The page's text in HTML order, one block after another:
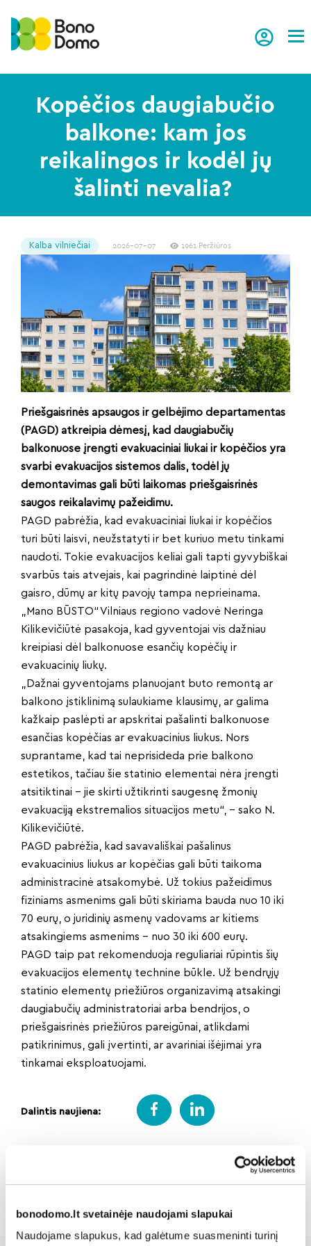
bonodomo.lt svetainėje naudojami slapukai
Naudojame slapukus, kad galėtume suasmeninti turinį
Kopėčios daugiabučio
balkone: kam jos
reikalingos ir kodėl jų
šalinti nevalia?
Kalba vilniečiai 2026-07-07 1961 Peržiūros
Priešgaisrinės apsaugos ir gelbėjimo departamentas
(PAGD) atkreipia dėmesį, kad daugiabučių
balkonuose įrengti evakuaciniai liukai ir kopėčios yra
svarbi evakuacijos sistemos dalis, todėl jų
demontavimas gali būti laikomas priešgaisrinės
saugos reikalavimų pažeidimu.
PAGD pabrėžia, kad evakuaciniai liukai ir kopėčios
turi būti laisvi, neužstatyti ir bet kuriuo metu tinkami
naudoti. Tokie evakuacijos keliai gali tapti gyvybiškai
svarbūs tais atvejais, kai pagrindinė laiptinė dėl
gaisro, dūmų ar kitų pavojų tampa neprieinama.
„Mano BŪSTO“ Vilniaus regiono vadovė Neringa
Kilikevičiūtė pasakoja, kad gyventojai vis dažniau
kreipiasi dėl balkonuose esančių kopėčių ir
evakuacinių liukų.
„Dažnai gyventojams planuojant buto remontą ar
balkono įstiklinimą sulaukiame klausimų, ar galima
kažkaip paslėpti ar apskritai pašalinti balkonuose
esančias kopėčias ar evakuacinius liukus. Nors
suprantame, kad tai neprisideda prie balkono
estetikos, tačiau šie statinio elementai nėra įrengti
atsitiktinai – jie skirti užtikrinti saugesnę žmonių
evakuaciją ekstremalios situacijos metu“, – sako N.
Kilikevičiūtė.
PAGD pabrėžia, kad savavališkai pašalinus
evakuacinius liukus ar kopėčias gali būti taikoma
administracinė atsakomybė. Už tokius pažeidimus
fiziniams asmenims gali būti skiriama bauda nuo 10 iki
70 eurų, o juridinių asmenų vadovams ar kitiems
atsakingiems asmenims – nuo 30 iki 600 eurų.
PAGD taip pat rekomenduoja reguliariai rūpintis šių
evakuacijos elementų technine būkle. Už bendrųjų
statinio elementų priežiūros organizavimą atsakingi
daugiabučių administratoriai arba bendrijos, o
priešgaisrinės priežiūros pareigūnai, atlikdami
patikrinimus, gali įvertinti, ar avariniai išėjimai yra
tinkamai eksploatuojami.
Dalintis naujiena: